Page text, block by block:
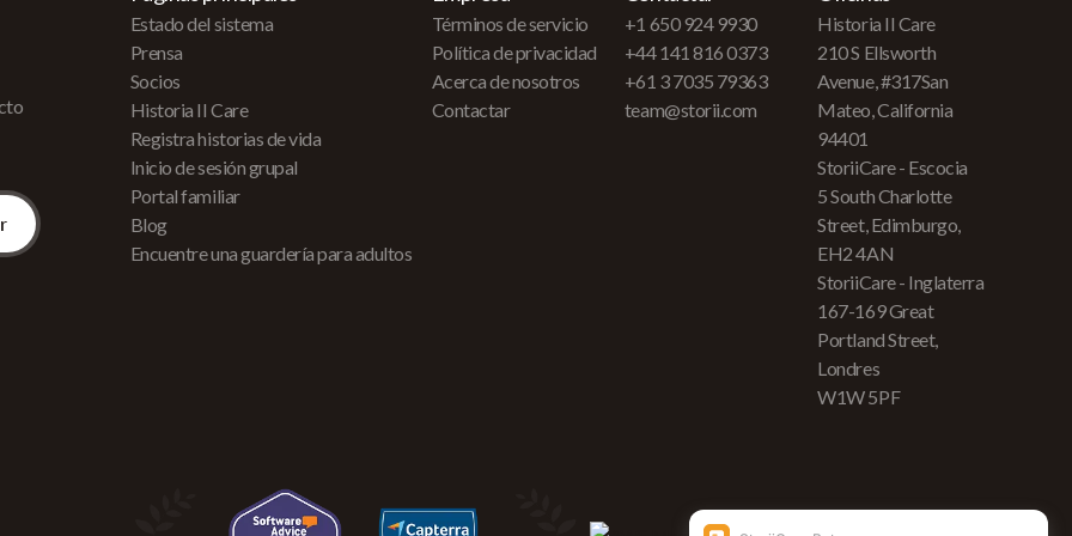
Estado del sistema
Prensa
Socios
Historia II Care
Registra historias de vida
Inicio de sesión grupal
Portal familiar
Blog
Encuentre una guardería para adultos
Términos de servicio
Política de privacidad
Acerca de nosotros
Contactar
+1 650 924 9930
+44 141 816 0373
+61 3 7035 79363
team@storii.com
Historia II Care
210 S Ellsworth
Avenue, #317San
Mateo, California
94401
StoriiCare - Escocia
5 South Charlotte
Street, Edimburgo,
EH2 4AN
StoriiCare - Inglaterra
167-169 Great
Portland Street,
Londres
W1W 5PF